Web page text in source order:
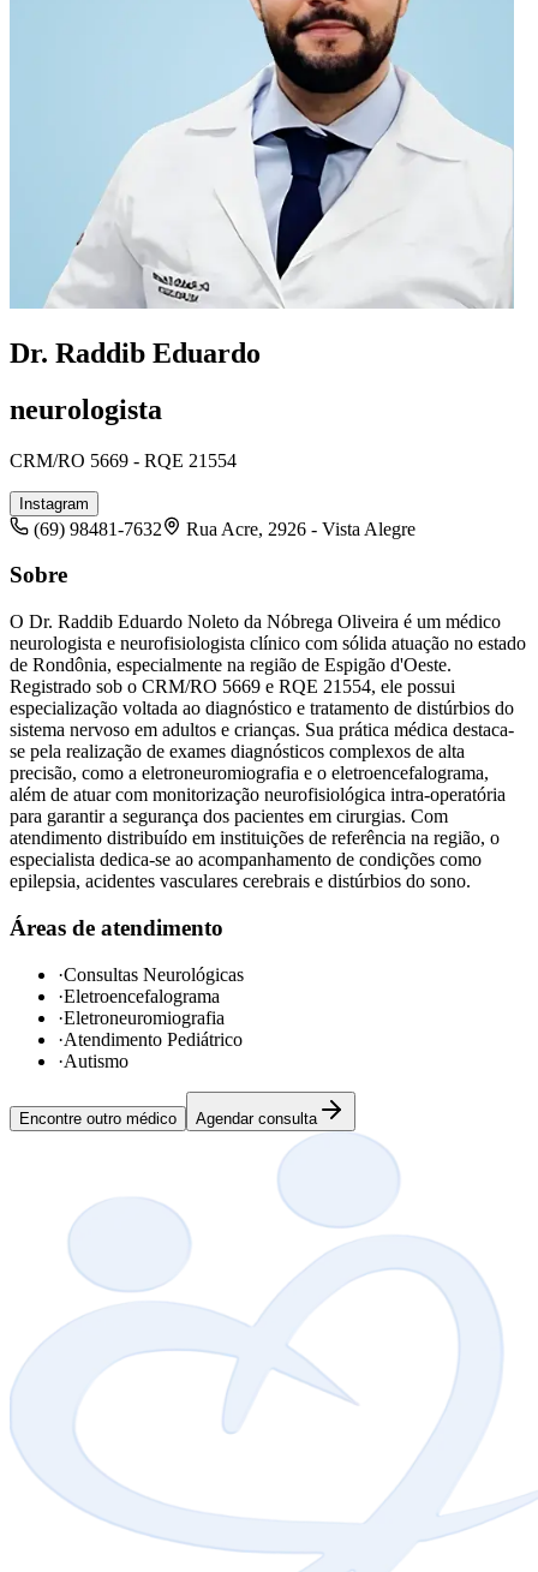
Dr. Raddib Eduardo
neurologista
CRM/RO 5669 - RQE 21554
Instagram
(69) 98481-7632 Rua Acre, 2926 - Vista Alegre
Sobre
O Dr. Raddib Eduardo Noleto da Nóbrega Oliveira é um médico
neurologista e neurofisiologista clínico com sólida atuação no estado
de Rondônia, especialmente na região de Espigão d'Oeste.
Registrado sob o CRM/RO 5669 e RQE 21554, ele possui
especialização voltada ao diagnóstico e tratamento de distúrbios do
sistema nervoso em adultos e crianças. Sua prática médica destaca-
se pela realização de exames diagnósticos complexos de alta
precisão, como a eletroneuromiografia e o eletroencefalograma,
além de atuar com monitorização neurofisiológica intra-operatória
para garantir a segurança dos pacientes em cirurgias. Com
atendimento distribuído em instituições de referência na região, o
especialista dedica-se ao acompanhamento de condições como
epilepsia, acidentes vasculares cerebrais e distúrbios do sono.
Áreas de atendimento
·Consultas Neurológicas
·Eletroencefalograma
·Eletroneuromiografia
·Atendimento Pediátrico
·Autismo
Encontre outro médico Agendar consulta